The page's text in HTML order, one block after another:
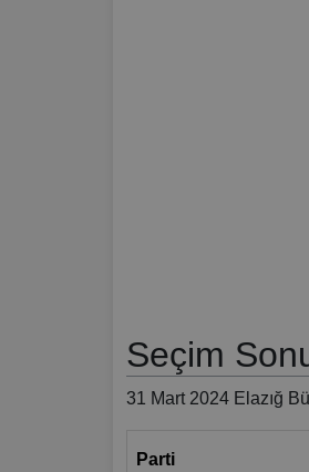
Seçim
31 Mart 2024 Elazığ
Parti